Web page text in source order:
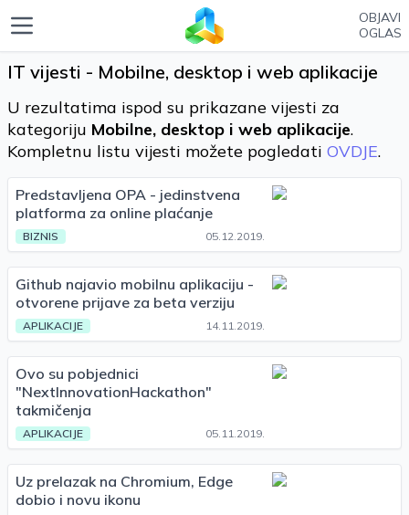
OBJAVI
OGLAS
IT vijesti - Mobilne, desktop i web aplikacije
U rezultatima ispod su prikazane vijesti za
kategoriju Mobilne, desktop i web aplikacije.
Kompletnu listu vijesti možete pogledati OVDJE.
Predstavljena OPA - jedinstvena
platforma za online plaćanje
BIZNIS 05.12.2019.
Github najavio mobilnu aplikaciju -
otvorene prijave za beta verziju
APLIKACIJE 14.11.2019.
Ovo su pobjednici
"NextInnovationHackathon"
takmičenja
APLIKACIJE 05.11.2019.
Uz prelazak na Chromium, Edge
dobio i novu ikonu